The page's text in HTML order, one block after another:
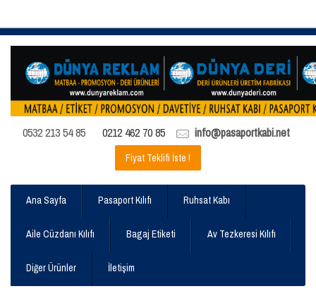
0532 213 54 85 0212 462 70 85 info@pasaportkabi.net
Fiyat Teklifi İste !
Ana Sayfa Pasaport Kılıfı Ruhsat Kabı
Aile Cüzdanı Kılıfı Bagaj Etiketi Av Tezkeresi Kılıfı
Diğer Ürünler İletişim